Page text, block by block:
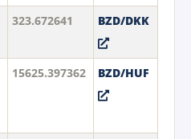
323.672641 BZD/DKK
15625.397362 BZD/HUF